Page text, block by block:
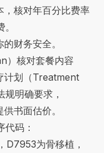
，核对年百分比费率
财务安全。
）核对套餐内容
计划（Treatment
明确要求，
书面估价。
码：
D7953为骨移植，